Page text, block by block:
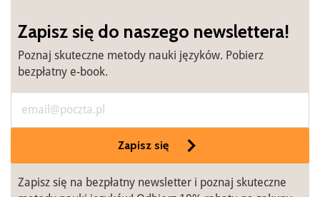
Zapisz się do naszego newslettera!
Poznaj skuteczne metody nauki języków. Pobierz
bezpłatny e-book.
Zapisz się
Zapisz się na bezpłatny newsletter i poznaj skuteczne